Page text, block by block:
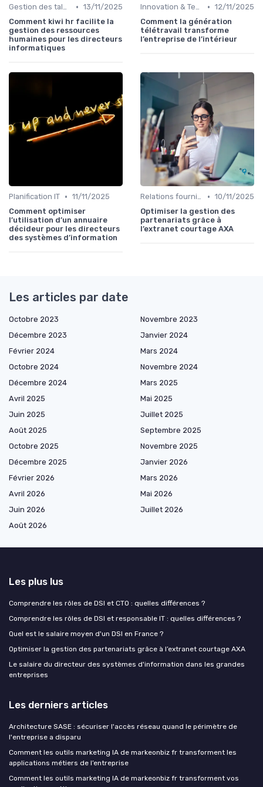
Gestion des talents IT • 13/11/2025
Comment kiwi hr facilite la
gestion des ressources
humaines pour les directeurs
informatiques
Innovation & Tendances • 12/11/2025
Comment la génération
télétravail transforme
l’entreprise de l’intérieur
Planification IT • 11/11/2025
Comment optimiser
l’utilisation d’un annuaire
décideur pour les directeurs
des systèmes d’information
Relations fournisseurs • 10/11/2025
Optimiser la gestion des
partenariats grâce à
l’extranet courtage AXA
Les articles par date
Octobre 2023
Novembre 2023
Décembre 2023
Janvier 2024
Février 2024
Mars 2024
Octobre 2024
Novembre 2024
Décembre 2024
Mars 2025
Avril 2025
Mai 2025
Juin 2025
Juillet 2025
Août 2025
Septembre 2025
Octobre 2025
Novembre 2025
Décembre 2025
Janvier 2026
Février 2026
Mars 2026
Avril 2026
Mai 2026
Juin 2026
Juillet 2026
Août 2026
Les plus lus
Comprendre les rôles de DSI et CTO : quelles différences ?
Comprendre les rôles de DSI et responsable IT : quelles différences ?
Quel est le salaire moyen d'un DSI en France ?
Optimiser la gestion des partenariats grâce à l’extranet courtage AXA
Le salaire du directeur des systèmes d'information dans les grandes
entreprises
Les derniers articles
Architecture SASE : sécuriser l'accès réseau quand le périmètre de
l'entreprise a disparu
Comment les outils marketing IA de markeonbiz fr transforment les
applications métiers de l’entreprise
Comment les outils marketing IA de markeonbiz fr transforment vos